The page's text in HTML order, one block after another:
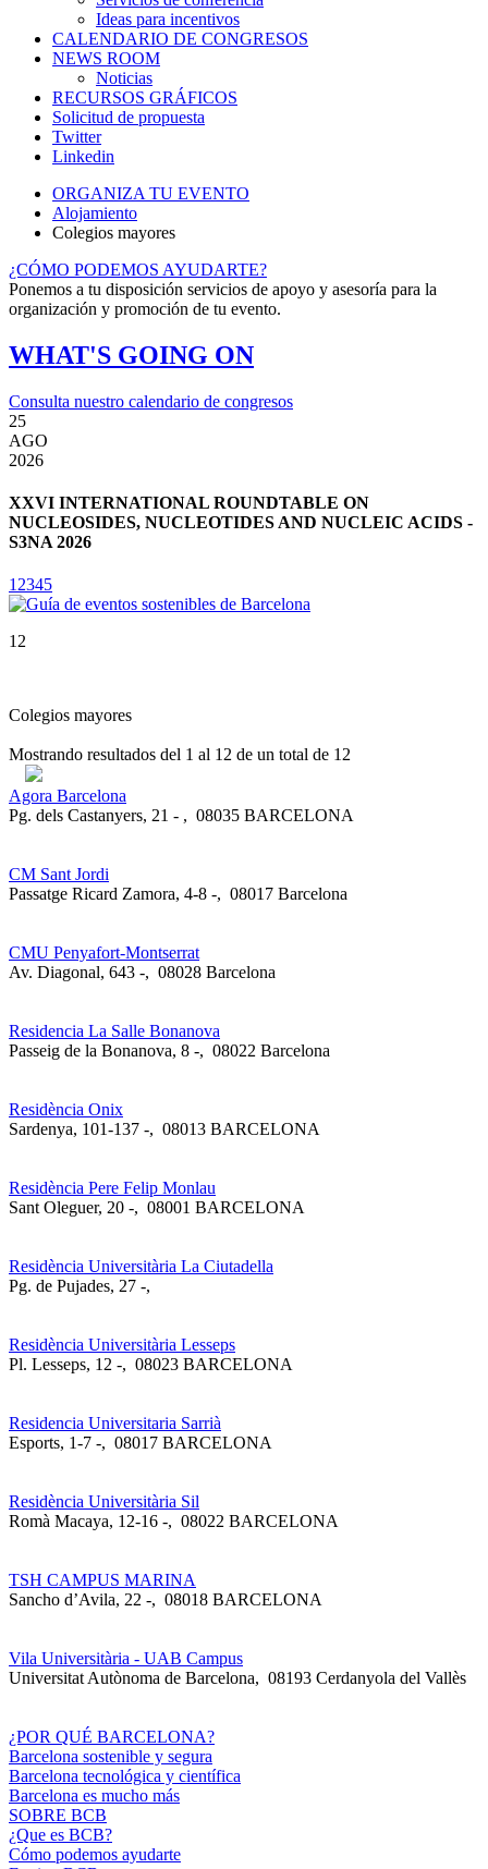
Ideas para incentivos
CALENDARIO DE CONGRESOS
NEWS ROOM
Noticias
RECURSOS GRÁFICOS
Solicitud de propuesta
Twitter
Linkedin
ORGANIZA TU EVENTO
Alojamiento
Colegios mayores
¿CÓMO PODEMOS AYUDARTE?
Ponemos a tu disposición servicios de apoyo y asesoría para la
organización y promoción de tu evento.
WHAT'S GOING ON
Consulta nuestro calendario de congresos
25
AGO
2026
XXVI INTERNATIONAL ROUNDTABLE ON
NUCLEOSIDES, NUCLEOTIDES AND NUCLEIC ACIDS -
S3NA 2026
1 2345
12
Colegios mayores
Mostrando resultados del 1 al 12 de un total de 12
Agora Barcelona
Pg. dels Castanyers, 21 - , 08035 BARCELONA
CM Sant Jordi
Passatge Ricard Zamora, 4-8 -, 08017 Barcelona
CMU Penyafort-Montserrat
Av. Diagonal, 643 -, 08028 Barcelona
Residencia La Salle Bonanova
Passeig de la Bonanova, 8 -, 08022 Barcelona
Residència Onix
Sardenya, 101-137 -, 08013 BARCELONA
Residència Pere Felip Monlau
Sant Oleguer, 20 -, 08001 BARCELONA
Residència Universitària La Ciutadella
Pg. de Pujades, 27 -,
Residència Universitària Lesseps
Pl. Lesseps, 12 -, 08023 BARCELONA
Residencia Universitaria Sarrià
Esports, 1-7 -, 08017 BARCELONA
Residència Universitària Sil
Romà Macaya, 12-16 -, 08022 BARCELONA
TSH CAMPUS MARINA
Sancho d’Avila, 22 -, 08018 BARCELONA
Vila Universitària - UAB Campus
Universitat Autònoma de Barcelona, 08193 Cerdanyola del Vallès
¿POR QUÉ BARCELONA?
Barcelona sostenible y segura
Barcelona tecnológica y científica
Barcelona es mucho más
SOBRE BCB
¿Que es BCB?
Cómo podemos ayudarte